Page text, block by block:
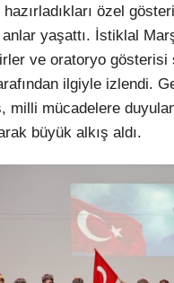
özel
yaşattı. İstiklal
ve oratoryo gösterisi
ilgiyle izlendi.
milli mücadelere
büyük alkış aldı.